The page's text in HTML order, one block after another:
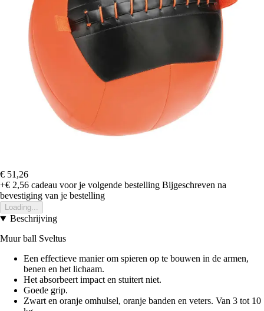
€ 51,26
+€ 2,56 cadeau voor je volgende bestelling Bijgeschreven na
bevestiging van je bestelling
Loading...
Beschrijving
Muur ball Sveltus
Een effectieve manier om spieren op te bouwen in de armen,
benen en het lichaam.
Het absorbeert impact en stuitert niet.
Goede grip.
Zwart en oranje omhulsel, oranje banden en veters. Van 3 tot 10